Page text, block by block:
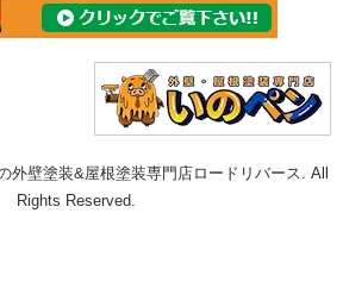
外壁塗装&屋根塗装専門店ロードリバース. All
Rights Reserved.